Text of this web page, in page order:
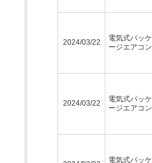
2024/03/22
電気式パッケ
ージエアコン
2024/03/22
電気式パッケ
ージエアコン
電気式パッケ